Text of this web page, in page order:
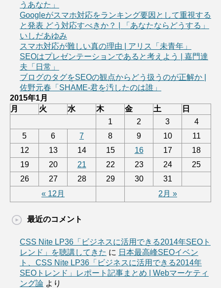
うあなた」
Googleがスマホ対応をランキング要因として重視する
と発表 どう対応すべきか？ | 「あなたならどうする」
いしだあゆみ
スマホ対応が難しい真の理由 | アリス「未青年」
SEOはプレゼンテーションであると考えよう | 嘉門達
夫「日常」
ブログのタグをSEOの観点からどう扱うのが正解か |
佐野元春「SHAME-君を汚したのは誰」
2015年1月
月
火 水 木 金 土 日
« 12月 2月 »
1 2 3
4
5
6 7 8 9 10
11
12
13 14 15 16 17
18
19
20 21 22 23 24
25
26
27 28 29 30 31
最近のコメント
CSS Nite LP36「ビジネスに活用できる2014年SEOト
レンド」を聴講してきた に 日本最高峰SEOイベン
ト、CSS Nite LP36「ビジネスに活用できる2014年
SEOトレンド」レポート記事まとめ | Webマーケティ
ング論 より